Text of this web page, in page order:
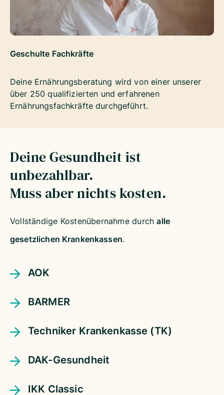
Geschulte Fachkräfte
Deine Ernährungsberatung wird von einer unserer
über 250 qualifizierten und erfahrenen
Ernährungsfachkräfte durchgeführt.
Deine Gesundheit ist
unbezahlbar.
Muss aber nichts kosten.
Vollständige Kostenübernahme durchalle
gesetzlichen Krankenkassen.
AOK
BARMER
Techniker Krankenkasse (TK)
DAK-Gesundheit
IKK Classic